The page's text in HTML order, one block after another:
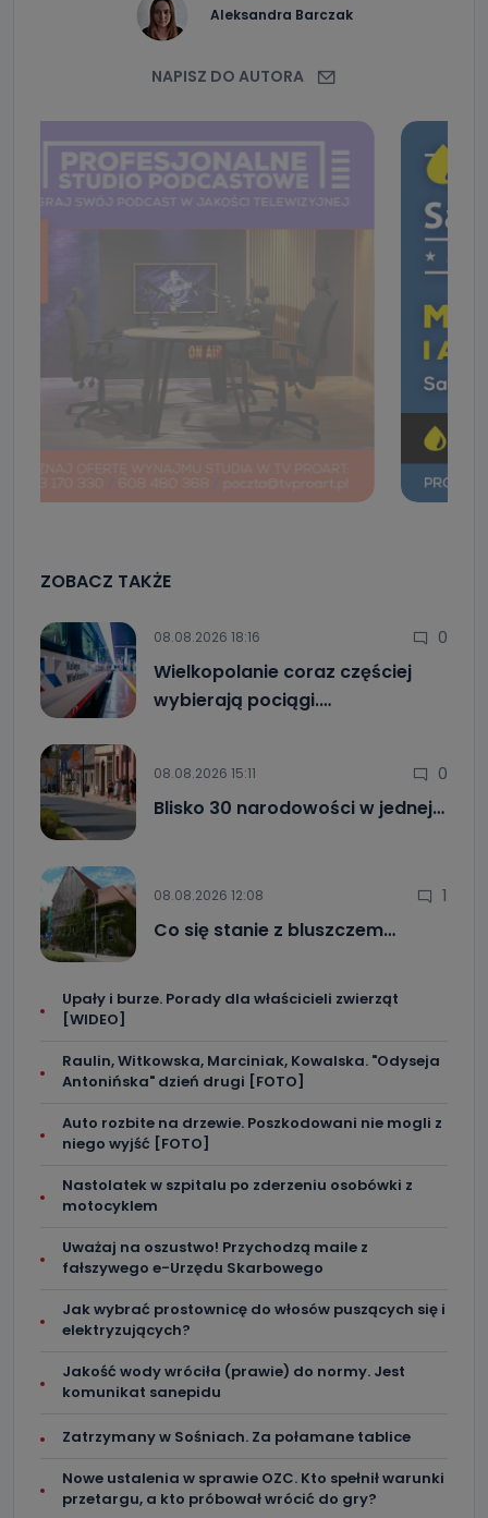
Aleksandra Barczak
NAPISZ DO AUTORA
ZOBACZ TAKŻE
08.08.2026 18:16 0
Wielkopolanie coraz częściej
wybierają pociągi.…
08.08.2026 15:11 0
Blisko 30 narodowości w jednej…
08.08.2026 12:08 1
Co się stanie z bluszczem…
Upały i burze. Porady dla właścicieli zwierząt
[WIDEO]
Raulin, Witkowska, Marciniak, Kowalska. "Odyseja
Antonińska" dzień drugi [FOTO]
Auto rozbite na drzewie. Poszkodowani nie mogli z
niego wyjść [FOTO]
Nastolatek w szpitalu po zderzeniu osobówki z
motocyklem
Uważaj na oszustwo! Przychodzą maile z
fałszywego e-Urzędu Skarbowego
Jak wybrać prostownicę do włosów puszących się i
elektryzujących?
Jakość wody wróciła (prawie) do normy. Jest
komunikat sanepidu
Zatrzymany w Sośniach. Za połamane tablice
Nowe ustalenia w sprawie OZC. Kto spełnił warunki
przetargu, a kto próbował wrócić do gry?